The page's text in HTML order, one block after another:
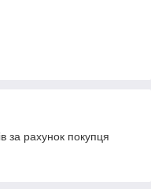
за рахунок покупця